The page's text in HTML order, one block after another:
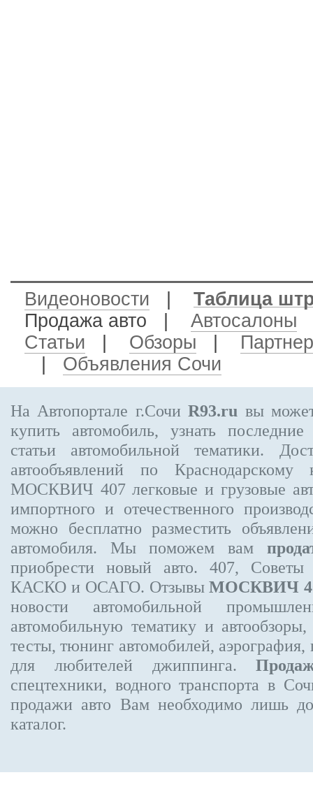
Видеоновости
Таблица
Продажа авто
Автосалоны
Статьи
Обзоры
Объявления Сочи
На Автопортале г.СочиR93.ru вы
купить автомобиль, узнать
статьи автомобильной тематики.
автообъявлений по
МОСКВИЧ 407легковые и грузовые
импортного и отечественного
можно бесплатно разместить
автомобиля. Мы поможем вам
приобрести новый авто. 407, Советы
КАСКО и ОСАГО. ОтзывыМОСКВИЧ
новости автомобильной
автомобильную тематику и
тесты, тюнинг автомобилей,
для любителей джиппинга.
спецтехники, водного транспорта в
продажи авто Вам необходимо лишь
каталог.